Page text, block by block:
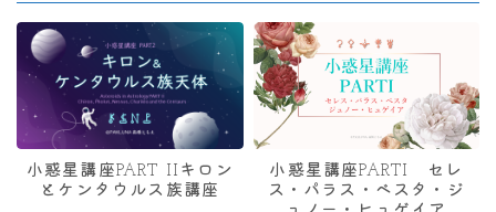
小惑星講座PART IIキロン
とケンタウルス族講座
小惑星講座PARTI セレ
ス・パラス・ベスタ・ジ